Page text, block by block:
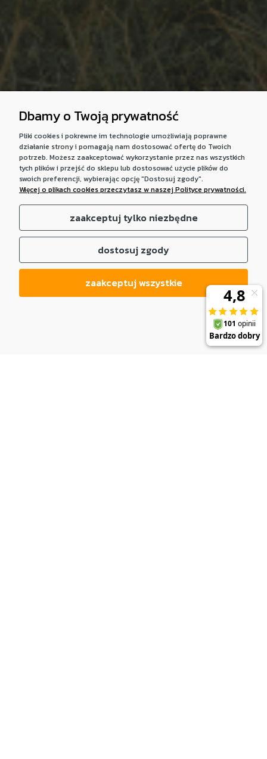
Dbamy o Twoją prywatność
Pliki cookies i pokrewne im technologie umożliwiają poprawne
działanie strony i pomagają nam dostosować ofertę do Twoich
potrzeb. Możesz zaakceptować wykorzystanie przez nas wszystkich
tych plików i przejść do sklepu lub dostosować użycie plików do
swoich preferencji, wybierając opcję "Dostosuj zgody".
Więcej o plikach cookies przeczytasz w naszej Polityce prywatności.
zaakceptuj tylko niezbędne
dostosuj zgody
zaakceptuj wszystkie